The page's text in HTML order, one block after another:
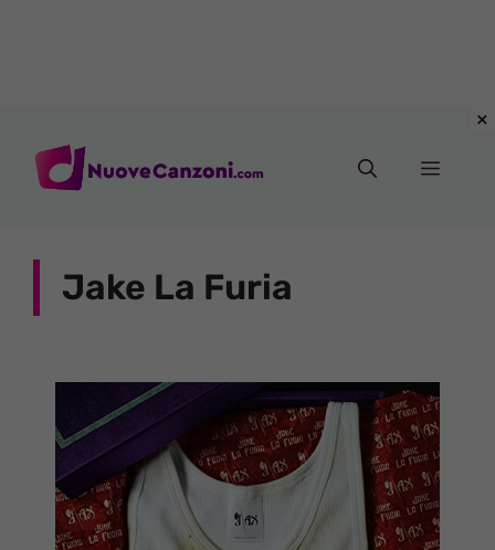
Menu
Jake La Furia